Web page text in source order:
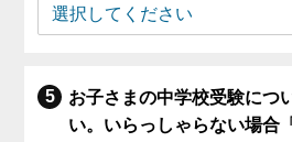
お子さまの中学校受験につ
い。いらっしゃらない場合